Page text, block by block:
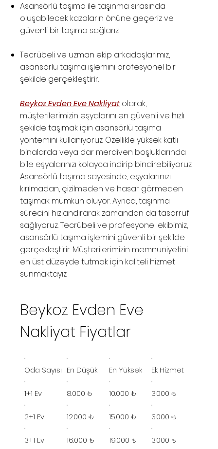
Asansörlü taşıma ile taşınma sırasında
oluşabilecek kazaların önüne geçeriz ve
güvenli bir taşıma sağlarız.
Tecrübeli ve uzman ekip arkadaşlarımız,
asansörlü taşıma işlemini profesyonel bir
şekilde gerçekleştirir.
Beykoz Evden Eve Nakliyat olarak,
müşterilerimizin eşyalarını en güvenli ve hızlı
şekilde taşımak için asansörlü taşıma
yöntemini kullanıyoruz. Özellikle yüksek katlı
binalarda veya dar merdiven boşluklarında
bile eşyalarınızı kolayca indirip bindirebiliyoruz.
Asansörlü taşıma sayesinde, eşyalarınızı
kırılmadan, çizilmeden ve hasar görmeden
taşımak mümkün oluyor. Ayrıca, taşınma
sürecini hızlandırarak zamandan da tasarruf
sağlıyoruz. Tecrübeli ve profesyonel ekibimiz,
asansörlü taşıma işlemini güvenli bir şekilde
gerçekleştirir. Müşterilerimizin memnuniyetini
en üst düzeyde tutmak için kaliteli hizmet
sunmaktayız.
Beykoz Evden Eve
Nakliyat Fiyatlar
Oda Sayısı En Düşük En Yüksek Ek Hizmet
1+1 Ev 8.000 ₺ 10.000 ₺ 3.000 ₺
2+1 Ev 12.000 ₺ 15.000 ₺ 3.000 ₺
3+1 Ev 16.000 ₺ 19.000 ₺ 3.000 ₺